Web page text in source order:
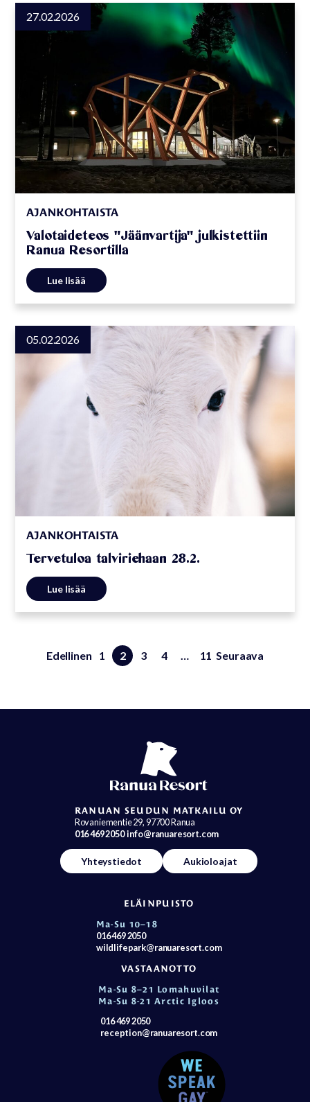
27.02.2026
AJANKOHTAISTA
Valotaideteos "Jäänvartija" julkistettiin
Ranua Resortilla
Lue lisää
05.02.2026
AJANKOHTAISTA
Tervetuloa talviriehaan 28.2.
Lue lisää
Edellinen 1 2 3 4 … 11 Seuraava
RANUAN SEUDUN MATKAILU OY
Rovaniementie 29, 97700 Ranua
016 469 2050info@ranuaresort.com
Yhteystiedot Aukioloajat
ELÄINPUISTO
Ma-Su 10–18
016 469 2050
wildlifepark@ranuaresort.com
VASTAANOTTO
Ma-Su 8–21 Lomahuvilat
Ma-Su 8-21 Arctic Igloos
016 469 2050
reception@ranuaresort.com